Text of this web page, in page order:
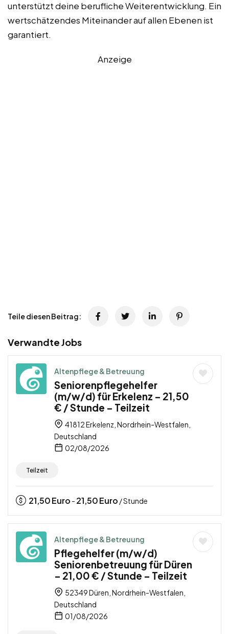
unterstützt deine berufliche Weiterentwicklung. Ein
wertschätzendes Miteinander auf allen Ebenen ist
garantiert.
Anzeige
Teile diesen Beitrag:
Verwandte Jobs
Altenpflege & Betreuung
Seniorenpflegehelfer
(m/w/d) für Erkelenz – 21,50
€ / Stunde – Teilzeit
41812 Erkelenz, Nordrhein-Westfalen,
Deutschland
02/08/2026
Teilzeit
21,50Euro - 21,50Euro / Stunde
Altenpflege & Betreuung
Pflegehelfer (m/w/d)
Seniorenbetreuung für Düren
– 21,00 € / Stunde – Teilzeit
52349 Düren, Nordrhein-Westfalen,
Deutschland
01/08/2026